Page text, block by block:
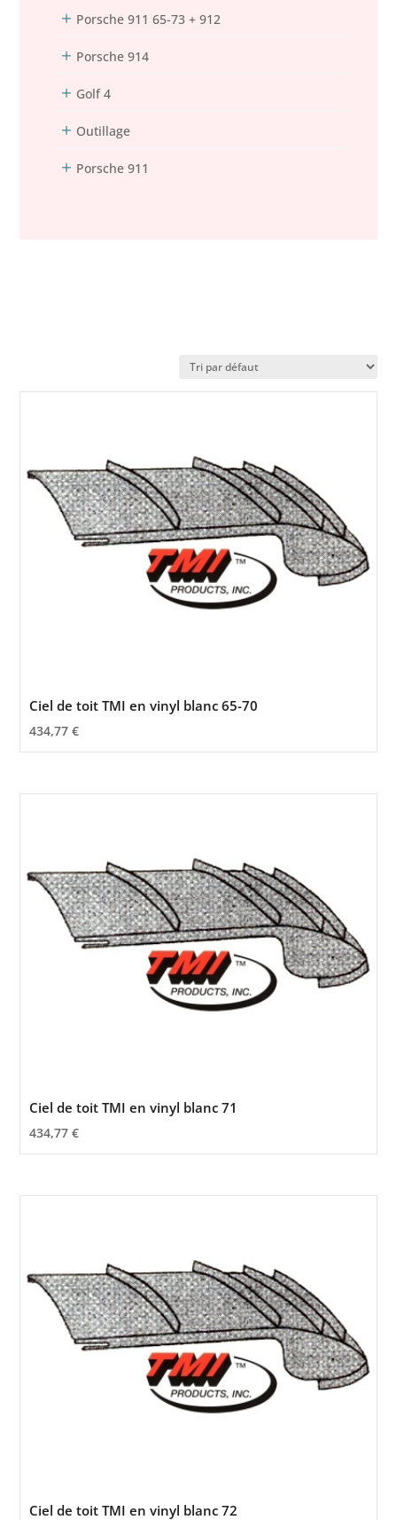
Porsche 911 65-73 + 912
Porsche 914
Golf 4
Outillage
Porsche 911
Ciel de toit TMI en vinyl blanc 65-70
434,77€
Ciel de toit TMI en vinyl blanc 71
434,77€
Ciel de toit TMI en vinyl blanc 72